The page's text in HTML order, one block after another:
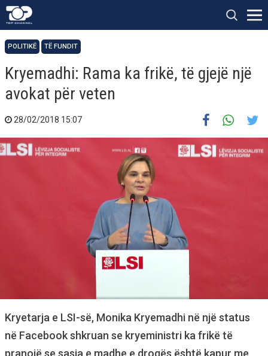
POLITIKË TË FUNDIT
Kryemadhi: Rama ka frikë, të gjejë një
avokat për veten
28/02/2018 15:07
Kryetarja e LSI-së, Monika Kryemadhi në një status
në Facebook shkruan se kryeministri ka frikë të
pranojë se sasia e madhe e drogës është kapur me